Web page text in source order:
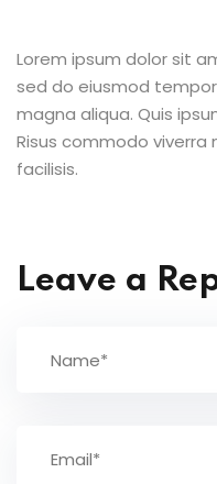
Lorem ipsum dolor sit
sed do eiusmod
magna aliqua. Quis
Risus commodo
facilisis.
Leave a